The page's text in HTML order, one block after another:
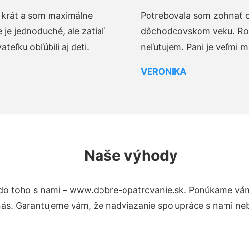
a som maximálne
jednoduché, ale zatiaľ
obľúbili aj deti.
Potrebovala som zohnať
dôchodcovskom veku.
neľutujem. Pani je veľmi
VERONIKA
Naše výhody
toho s nami – www.dobre-opatrovanie.sk. Ponúkame
Garantujeme vám, že nadviazanie spolupráce s nami